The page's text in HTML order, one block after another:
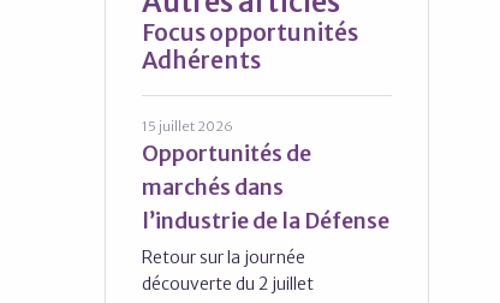
Focus opportunités
Adhérents
15 juillet 2026
Opportunités de
marchés dans
l’industrie de la Défense
Retour sur la journée
découverte du 2 juillet